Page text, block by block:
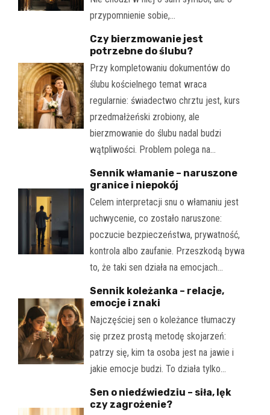
przypomnienie sobie,…
Czy bierzmowanie jest
potrzebne do ślubu?
Przy kompletowaniu dokumentów do
ślubu kościelnego temat wraca
regularnie: świadectwo chrztu jest, kurs
przedmałżeński zrobiony, ale
bierzmowanie do ślubu nadal budzi
wątpliwości. Problem polega na…
Sennik włamanie – naruszone
granice i niepokój
Celem interpretacji snu o włamaniu jest
uchwycenie, co zostało naruszone:
poczucie bezpieczeństwa, prywatność,
kontrola albo zaufanie. Przeszkodą bywa
to, że taki sen działa na emocjach…
Sennik koleżanka – relacje,
emocje i znaki
Najczęściej sen o koleżance tłumaczy
się przez prostą metodę skojarzeń:
patrzy się, kim ta osoba jest na jawie i
jakie emocje budzi. To działa tylko…
Sen o niedźwiedziu – siła, lęk
czy zagrożenie?